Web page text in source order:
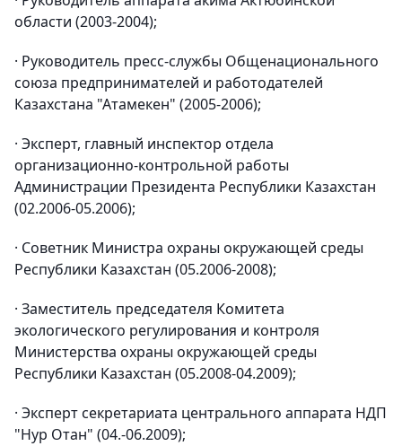
области (2003-2004);
· Руководитель пресс-службы Общенационального
союза предпринимателей и работодателей
Казахстана "Атамекен" (2005-2006);
· Эксперт, главный инспектор отдела
организационно-контрольной работы
Администрации Президента Республики Казахстан
(02.2006-05.2006);
· Советник Министра охраны окружающей среды
Республики Казахстан (05.2006-2008);
· Заместитель председателя Комитета
экологического регулирования и контроля
Министерства охраны окружающей среды
Республики Казахстан (05.2008-04.2009);
· Эксперт секретариата центрального аппарата НДП
"Нур Отан" (04.-06.2009);